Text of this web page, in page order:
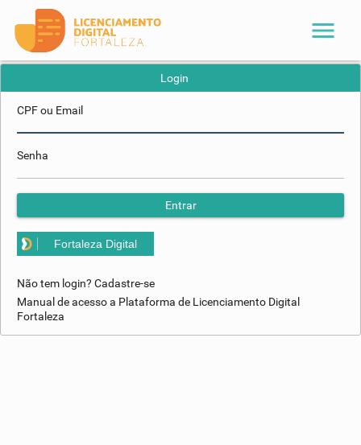
menu
Login
CPF ou Email
Senha
Entrar
Fortaleza Digital
Não tem login? Cadastre-se
Manual de acesso a Plataforma de Licenciamento Digital
Fortaleza